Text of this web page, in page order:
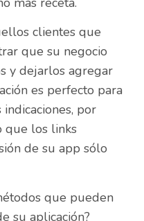
clientes que
que su negocio
y dejarlos agregar
es perfecto para
por
que los links
de su app sólo
que pueden
su aplicación?